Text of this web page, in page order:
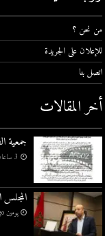
من نحن ؟
للإعلان على الجريدة
اتصل بنا
أخر المقالات
جمعية
3 ساعات ago
يومين ago